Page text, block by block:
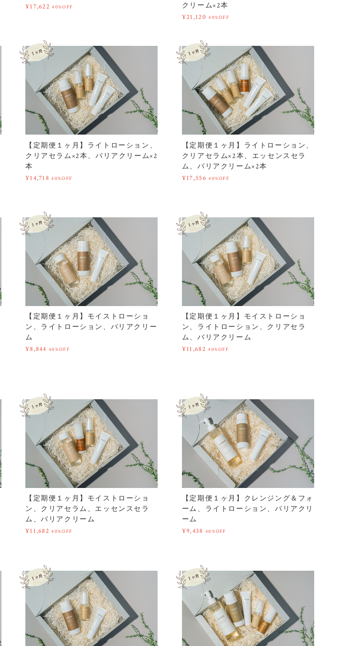
¥17,622 40%OFF
クリーム×2本
¥21,120 40%OFF
【定期便１ヶ月】ライトローション、
クリアセラム×2本、バリアクリーム×2
本
¥14,718 40%OFF
【定期便１ヶ月】ライトローション、
クリアセラム×2本、エッセンスセラ
ム、バリアクリーム×2本
¥17,556 40%OFF
【定期便１ヶ月】モイストローショ
ン、ライトローション、バリアクリー
ム
¥8,844 40%OFF
【定期便１ヶ月】モイストローショ
ン、ライトローション、クリアセラ
ム、バリアクリーム
¥11,682 40%OFF
【定期便１ヶ月】モイストローショ
ン、クリアセラム、エッセンスセラ
ム、バリアクリーム
¥11,682 40%OFF
【定期便１ヶ月】クレンジング＆フォ
ーム、ライトローション、バリアクリ
ーム
¥9,438 40%OFF